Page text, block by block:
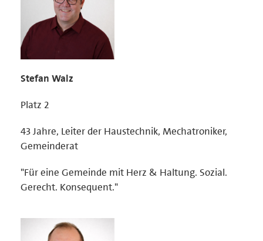
Stefan Walz
Platz 2
43 Jahre, Leiter der Haustechnik, Mechatroniker,
Gemeinderat
"Für eine Gemeinde mit Herz & Haltung. Sozial.
Gerecht. Konsequent."